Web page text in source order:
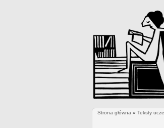
Strona główna » Teksty